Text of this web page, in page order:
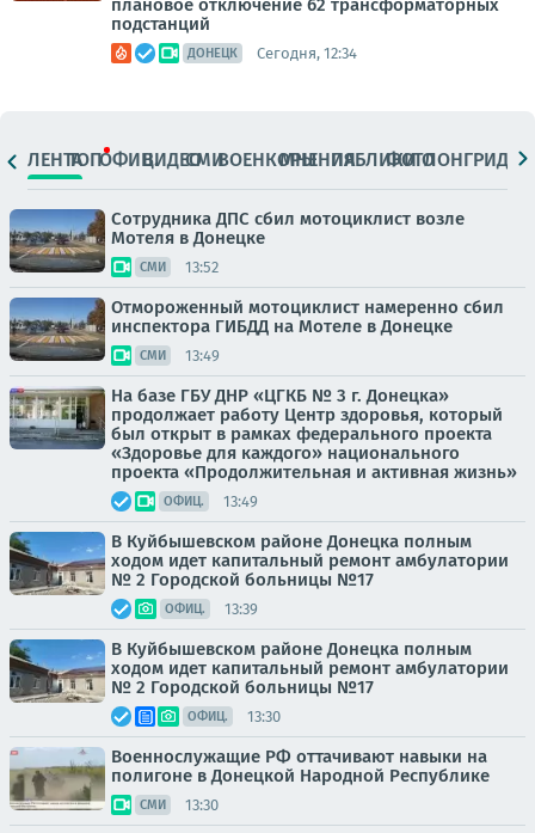
плановое отключение 62 трансформаторных
подстанций
ДОНЕЦК Сегодня, 12:34
ЛЕНТАТОПОФИЦ.ВИДЕОСМИВОЕНКОРЫМНЕНИЯПАБЛИКИ
ФОТОЛОНГРИДЫ
Сотрудника ДПС сбил мотоциклист возле
Мотеля в Донецке
СМИ 13:52
Отмороженный мотоциклист намеренно сбил
инспектора ГИБДД на Мотеле в Донецке
СМИ 13:49
На базе ГБУ ДНР «ЦГКБ № 3 г. Донецка»
продолжает работу Центр здоровья, который
был открыт в рамках федерального проекта
«Здоровье для каждого» национального
проекта «Продолжительная и активная жизнь»
ОФИЦ. 13:49
В Куйбышевском районе Донецка полным
ходом идет капитальный ремонт амбулатории
№ 2 Городской больницы №17
ОФИЦ. 13:39
В Куйбышевском районе Донецка полным
ходом идет капитальный ремонт амбулатории
№ 2 Городской больницы №17
ОФИЦ. 13:30
Военнослужащие РФ оттачивают навыки на
полигоне в Донецкой Народной Республике
СМИ 13:30